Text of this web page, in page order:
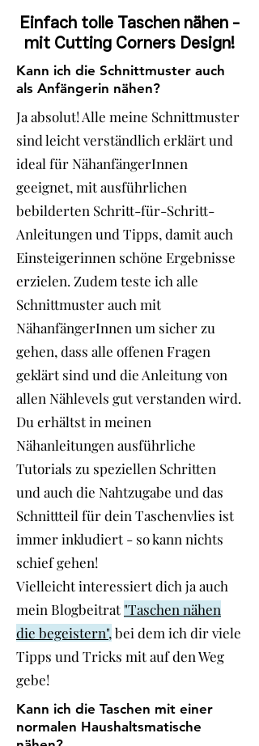
Einfach tolle Taschen nähen -
mit Cutting Corners Design!
Kann ich die Schnittmuster auch
als Anfängerin nähen?
Ja absolut! Alle meine Schnittmuster
sind leicht verständlich erklärt und
ideal für NähanfängerInnen
geeignet, mit ausführlichen
bebilderten Schritt-für-Schritt-
Anleitungen und Tipps, damit auch
Einsteigerinnen schöne Ergebnisse
erzielen. Zudem teste ich alle
Schnittmuster auch mit
NähanfängerInnen um sicher zu
gehen, dass alle offenen Fragen
geklärt sind und die Anleitung von
allen Nählevels gut verstanden wird.
Du erhältst in meinen
Nähanleitungen ausführliche
Tutorials zu speziellen Schritten
und auch die Nahtzugabe und das
Schnittteil für dein Taschenvlies ist
immer inkludiert - so kann nichts
schief gehen!
Vielleicht interessiert dich ja auch
mein Blogbeitrat "Taschen nähen
die begeistern", bei dem ich dir viele
Tipps und Tricks mit auf den Weg
gebe!
Kann ich die Taschen mit einer
normalen Haushaltsmatische